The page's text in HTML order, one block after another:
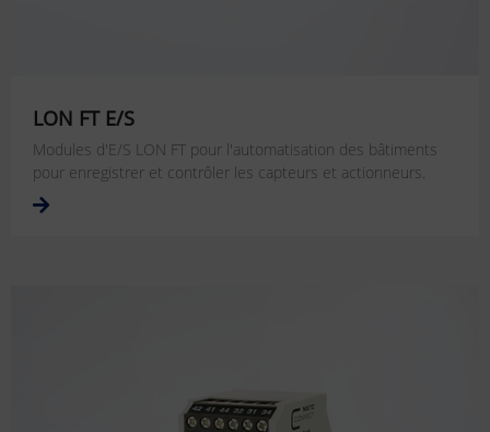
LON FT E/S
Modules d'E/S LON FT pour l'automatisation des bâtiments
pour enregistrer et contrôler les capteurs et actionneurs.